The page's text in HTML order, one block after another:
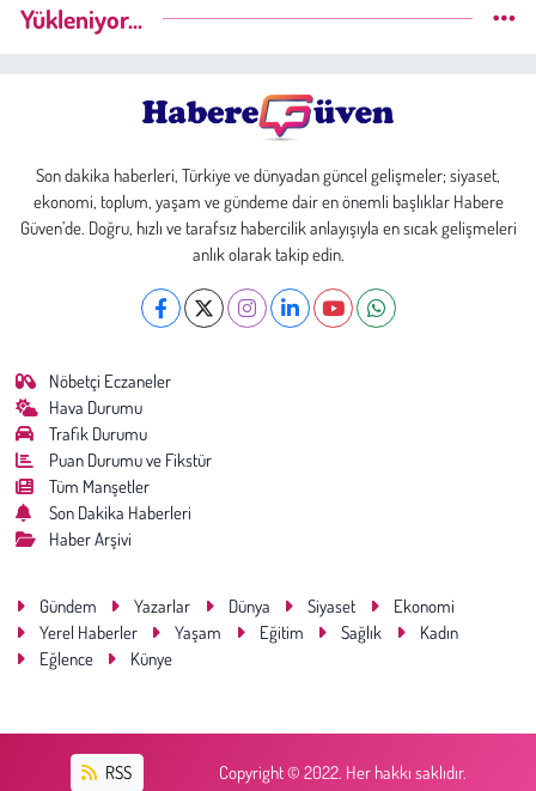
Yükleniyor...
Son dakika haberleri, Türkiye ve dünyadan güncel gelişmeler; siyaset,
ekonomi, toplum, yaşam ve gündeme dair en önemli başlıklar Habere
Güven’de. Doğru, hızlı ve tarafsız habercilik anlayışıyla en sıcak gelişmeleri
anlık olarak takip edin.
Nöbetçi Eczaneler
Hava Durumu
Trafik Durumu
Puan Durumu ve Fikstür
Tüm Manşetler
Son Dakika Haberleri
Haber Arşivi
Gündem Yazarlar Dünya Siyaset
Ekonomi
Yerel Haberler
Yaşam Eğitim Sağlık
Kadın
Eğlence
Künye
RSS Copyright © 2022. Her hakkı saklıdır.